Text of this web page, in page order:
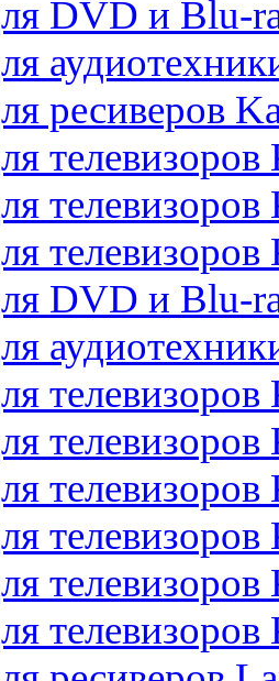
DVD и Blu-
ресиверов
телевизоров
телевизоров
телевизоров
DVD и Blu-
телевизоров
телевизоров
телевизоров